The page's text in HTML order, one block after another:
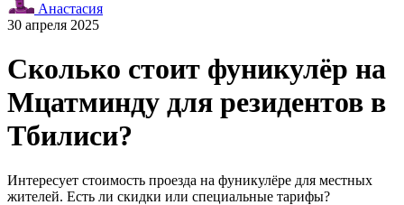
Анастасия
30 апреля 2025
Сколько стоит фуникулёр на
Мцатминду для резидентов в
Тбилиси?
Интересует стоимость проезда на фуникулёре для местных
жителей. Есть ли скидки или специальные тарифы?